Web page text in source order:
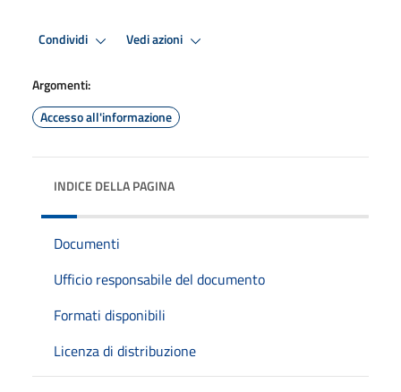
Condividi Vedi azioni
Argomenti:
Accesso all'informazione
INDICE DELLA PAGINA
Documenti
Ufficio responsabile del documento
Formati disponibili
Licenza di distribuzione